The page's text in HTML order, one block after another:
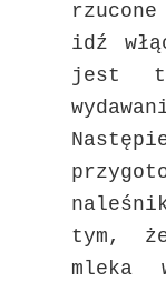
idź
jest
tym,
mleka